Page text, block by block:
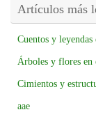
Artículos más
Cuentos y leyendas
Árboles y flores
Cimientos y
aae